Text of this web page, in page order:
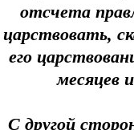
отсчета
царствовать,
его
месяцев
С другой